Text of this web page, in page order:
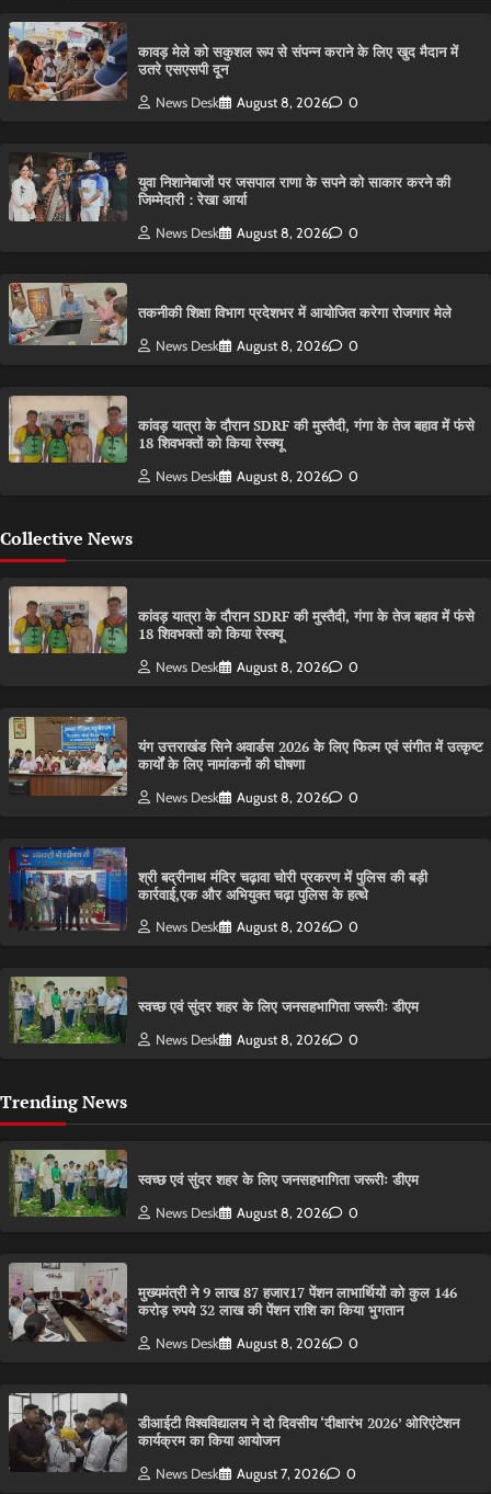
कावड़ मेले को सकुशल रूप से संपन्न कराने के लिए खुद मैदान में
उतरे एसएसपी दून
News Desk August 8, 2026 0
युवा निशानेबाजों पर जसपाल राणा के सपने को साकार करने की
जिम्मेदारी : रेखा आर्या
News Desk August 8, 2026 0
तकनीकी शिक्षा विभाग प्रदेशभर में आयोजित करेगा रोजगार मेले
News Desk August 8, 2026 0
कांवड़ यात्रा के दौरान SDRF की मुस्तैदी, गंगा के तेज बहाव में फंसे
18 शिवभक्तों को किया रेस्क्यू
News Desk August 8, 2026 0
Collective News
कांवड़ यात्रा के दौरान SDRF की मुस्तैदी, गंगा के तेज बहाव में फंसे
18 शिवभक्तों को किया रेस्क्यू
News Desk August 8, 2026 0
यंग उत्तराखंड सिने अवार्डस 2026 के लिए फिल्म एवं संगीत में उत्कृष्ट
कार्यों के लिए नामांकनों की घोषणा
News Desk August 8, 2026 0
श्री बद्रीनाथ मंदिर चढ़ावा चोरी प्रकरण में पुलिस की बड़ी
कार्रवाई,एक और अभियुक्त चढ़ा पुलिस के हत्थे
News Desk August 8, 2026 0
स्वच्छ एवं सुंदर शहर के लिए जनसहभागिता जरूरीः डीएम
News Desk August 8, 2026 0
Trending News
स्वच्छ एवं सुंदर शहर के लिए जनसहभागिता जरूरीः डीएम
News Desk August 8, 2026 0
मुख्यमंत्री ने 9 लाख 87 हजार17 पेंशन लाभार्थियों को कुल 146
करोड़ रुपये 32 लाख की पेंशन राशि का किया भुगतान
News Desk August 8, 2026 0
डीआईटी विश्वविद्यालय ने दो दिवसीय ‘दीक्षारंभ 2026’ ओरिएंटेशन
कार्यक्रम का किया आयोजन
News Desk August 7, 2026 0